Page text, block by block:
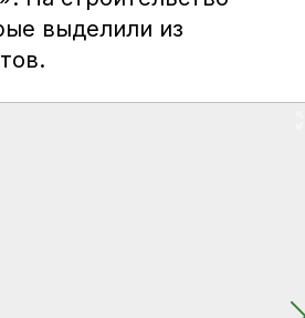
выделили из